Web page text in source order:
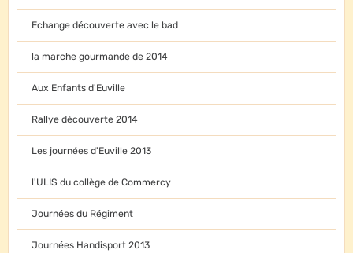
Echange découverte avec le bad
la marche gourmande de 2014
Aux Enfants d'Euville
Rallye découverte 2014
Les journées d'Euville 2013
l'ULIS du collège de Commercy
Journées du Régiment
Journées Handisport 2013